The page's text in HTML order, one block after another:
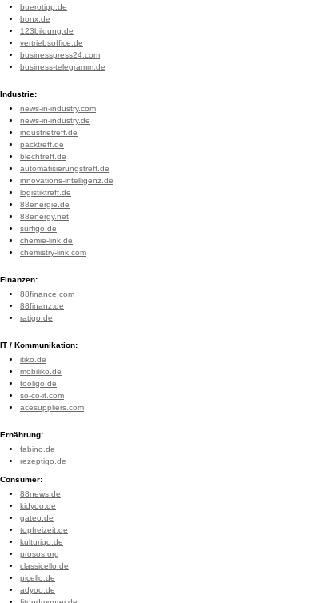
buerotipp.de
bonx.de
123bildung.de
vertriebsoffice.de
businesspress24.com
business-telegramm.de
Industrie:
news-in-industry.com
news-in-industry.de
industrietreff.de
packtreff.de
blechtreff.de
automatisierungstreff.de
innovations-intelligenz.de
logistiktreff.de
88energie.de
88energy.net
surfigo.de
chemie-link.de
chemistry-link.com
Finanzen:
88finance.com
88finanz.de
ratigo.de
IT / Kommunikation:
itiko.de
mobiliko.de
tooligo.de
so-co-it.com
acesuppliers.com
Ernährung:
fabino.de
rezeptigo.de
Consumer:
88news.de
kidyoo.de
gateo.de
topfreizeit.de
kulturigo.de
prosos.org
classicello.de
picello.de
adyoo.de